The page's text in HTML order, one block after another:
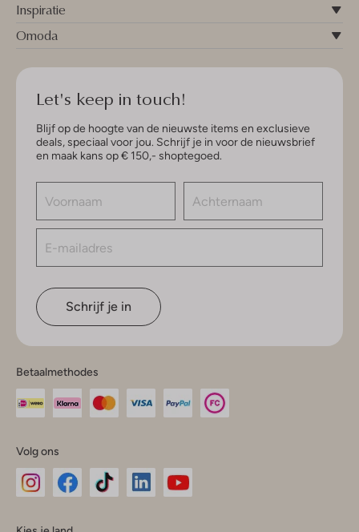
Inspiratie
Omoda
Let's keep in touch!
Blijf op de hoogte van de nieuwste items en exclusieve
deals, speciaal voor jou. Schrijf je in voor de nieuwsbrief
en maak kans op € 150,- shoptegoed.
Schrijf je in
Betaalmethodes
Volg ons